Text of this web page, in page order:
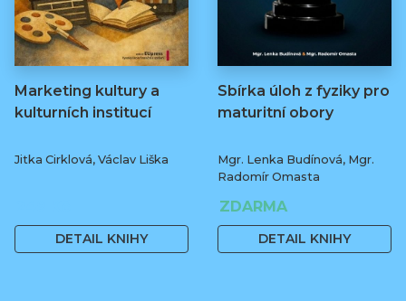
Marketing kultury a
kulturních institucí
Jitka Cirklová, Václav Liška
DETAIL KNIHY
Sbírka úloh z fyziky pro
maturitní obory
Mgr. Lenka Budínová, Mgr.
Radomír Omasta
ZDARMA
DETAIL KNIHY